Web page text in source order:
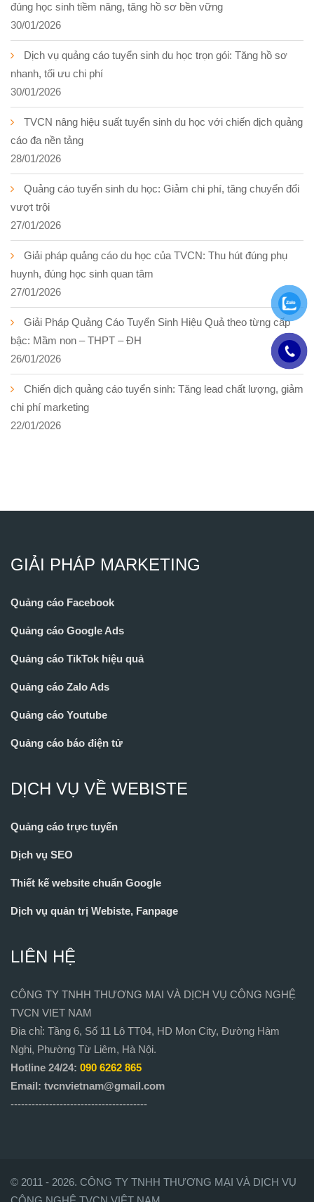
đúng học sinh tiềm năng, tăng hồ sơ bền vững
30/01/2026
Dịch vụ quảng cáo tuyển sinh du học trọn gói: Tăng hồ sơ
nhanh, tối ưu chi phí
30/01/2026
TVCN nâng hiệu suất tuyển sinh du học với chiến dịch quảng
cáo đa nền tảng
28/01/2026
Quảng cáo tuyển sinh du học: Giảm chi phí, tăng chuyển đổi
vượt trội
27/01/2026
Giải pháp quảng cáo du học của TVCN: Thu hút đúng phụ
huynh, đúng học sinh quan tâm
27/01/2026
Giải Pháp Quảng Cáo Tuyển Sinh Hiệu Quả theo từng cấp
bậc: Mầm non – THPT – ĐH
26/01/2026
Chiến dịch quảng cáo tuyển sinh: Tăng lead chất lượng, giảm
chi phí marketing
22/01/2026
GIẢI PHÁP MARKETING
Quảng cáo Facebook
Quảng cáo Google Ads
Quảng cáo TikTok hiệu quả
Quảng cáo Zalo Ads
Quảng cáo Youtube
Quảng cáo báo điện tử
DỊCH VỤ VỀ WEBISTE
Quảng cáo trực tuyến
Dịch vụ SEO
Thiết kế website chuẩn Google
Dịch vụ quản trị Webiste, Fanpage
LIÊN HỆ
CÔNG TY TNHH THƯƠNG MAI VÀ DỊCH VỤ CÔNG NGHỆ
TVCN VIET NAM
Địa chỉ: Tầng 6, Số 11 Lô TT04, HD Mon City, Đường Hàm
Nghi, Phường Từ Liêm, Hà Nội.
Hotline 24/24: 090 6262 865
Email: tvcnvietnam@gmail.com
---------------------------------------
© 2011 - 2026. CÔNG TY TNHH THƯƠNG MẠI VÀ DỊCH VỤ